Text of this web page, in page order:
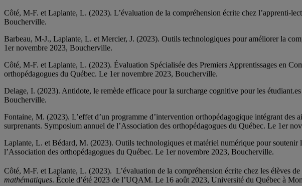
Côté, M-F. et Laplante, L. (2023). L’évaluation de la compréhension écrite chez l’apprenti-
Boucherville.
Barbeau, M-J., Laplante, L. et Mercier, J. (2023). Outils technologiques pour améliorer la
1er novembre 2023, Boucherville.
Côté, M-F. et Laplante, L. (2023). Évaluation Spécialisée des Premiers Apprentissages en
orthopédagogues du Québec. Le 1er novembre 2023, Boucherville.
Delage, I. (2023). Antidote, le remède efficace pour la surcharge cognitive pour les
Boucherville.
Fontaine, M. (2023). L’effet d’un programme d’intervention orthopédagogique intégrant des
surprenants. Symposium annuel de l’Association des orthopédagogues du Québec. Le 1er
Laplante, L. et Bédard, M. (2023). Outils technologiques et matériel numérique pour
l’Association des orthopédagogues du Québec. Le 1er novembre 2023, Boucherville.
Côté, M-F. et Laplante, L. (2023). L’évaluation de la compréhension écrite chez les élèves de
mathématiques. École d’été 2023 de l’UQAM. Le 16 août 2023, Université du Québec à